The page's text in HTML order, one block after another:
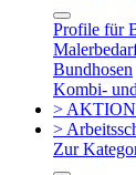
Profile für
Bundhosen
Kombi-
>
>
Zur